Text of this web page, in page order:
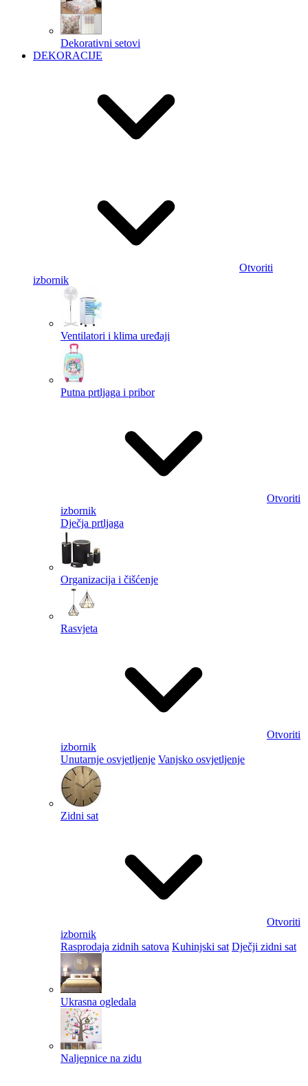
Dekorativni setovi
DEKORACIJE
Otvoriti
izbornik
Ventilatori i klima uređaji
Putna prtljaga i pribor
Otvoriti
izbornik
Dječja prtljaga
Organizacija i čišćenje
Rasvjeta
Otvoriti
izbornik
Unutarnje osvjetljenje Vanjsko osvjetljenje
Zidni sat
Otvoriti
izbornik
Rasprodaja zidnih satova Kuhinjski sat Dječji zidni sat
Ukrasna ogledala
Naljepnice na zidu